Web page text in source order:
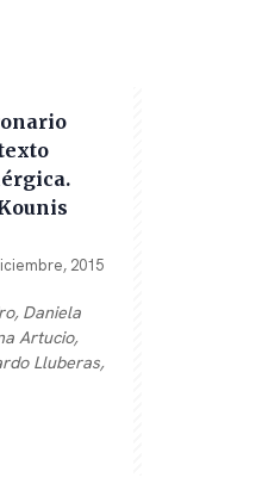
2015
Daniela
Artucio,
Lluberas,